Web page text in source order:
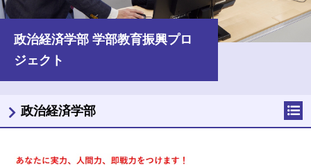
政治経済学部 学部教育振興プロ
ジェクト
政治経済学部